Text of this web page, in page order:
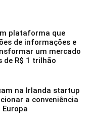
plataforma que
de informações e
um mercado
de R$ 1 trilhão
na Irlanda startup
a conveniência